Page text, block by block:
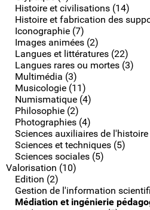
Histoire et civilisations (14)
Histoire et fabrication des
Iconographie (7)
Images animées (2)
Langues et littératures (22)
Langues rares ou mortes (3)
Multimédia (3)
Musicologie (11)
Numismatique (4)
Philosophie (2)
Photographies (4)
Sciences auxiliaires de l'histoire
Sciences et techniques (5)
Sciences sociales (5)
Valorisation (10)
Edition (2)
Gestion de l'information
Médiation et ingénierie